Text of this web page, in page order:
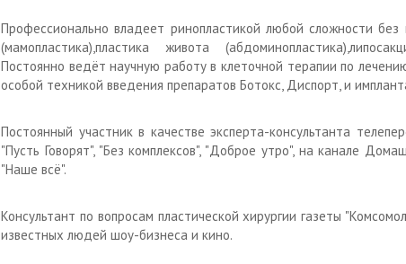
Профессионально владеет ринопластикой любой сложности
(мамопластика),пластика живота
Постоянно ведёт научную работу в клеточной терапии по
особой техникой введения препаратов Ботокс, Диспорт, и
Постоянный участник в качестве эксперта-консультанта
"Пусть Говорят", "Без комплексов", "Доброе утро", на канале
"Наше всё".
Консультант по вопросам пластической хирургии газеты
известных людей шоу-бизнеса и кино.